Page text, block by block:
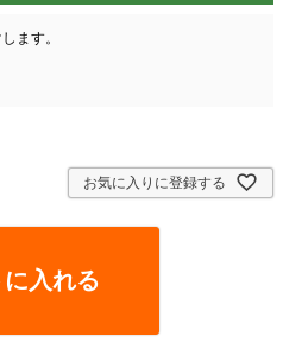
ます。
お気に入りに登録する
入れる